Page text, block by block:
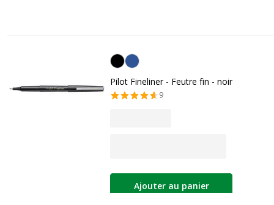
Noir
Pilot Fineliner - Feutre fin - noir
9
Ajouter au panier